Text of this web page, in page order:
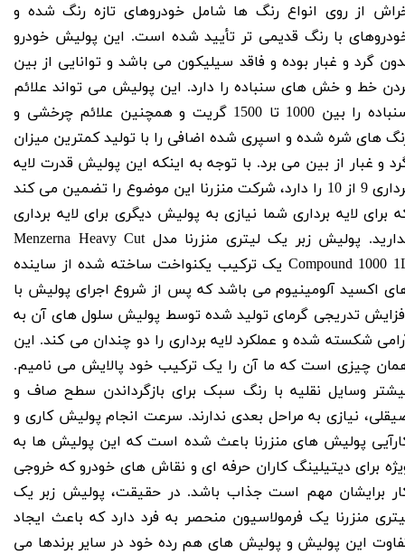
از روی انواع رنگ ها شامل خودروهای تازه رنگ شده و
با رنگ قدیمی تر تأیید شده است. این پولیش خودرو
گرد و غبار بوده و فاقد سیلیکون می باشد و توانایی از بین
خط و خش های سنباده را دارد. این پولیش می تواند علائم
سنباده را بین 1000 تا 1500 گریت و همچنین علائم چرخشی و
های شره شده و اسپری شده اضافی را با تولید کمترین میزان
و غبار از بین می برد. با توجه به اینکه این پولیش قدرت لایه
برداری 9 از 10 را دارد، شرکت منزرنا این موضوع را تضمین می کند
برای لایه برداری شما نیازی به پولیش دیگری برای لایه برداری
پولیش زبر یک لیتری منزرنا مدل Menzerna Heavy Cut
Compound 1000 یک ترکیب یکنواخت ساخته شده از ساینده
اکسید آلومینیوم می باشد که پس از شروع اجرای پولیش با
تدریجی گرمای تولید شده توسط پولیش سلول های آن به
شکسته شده و عملکرد لایه برداری را دو چندان می کند. این
چیزی است که ما آن را یک ترکیب خود پالایش می نامیم.
وسایل نقلیه با رنگ سبک برای بازگرداندن سطح صاف و
نیازی به مراحل بعدی ندارند. سرعت انجام پولیش کاری و
پولیش های منزرنا باعث شده است که این پولیش ها به
برای دیتیلینگ کاران حرفه ای و نقاش های خودرو که خروجی
برایشان مهم است جذاب باشد. در حقیقت، پولیش زبر یک
منزرنا یک فرمولاسیون منحصر به فرد دارد که باعث ایجاد
این پولیش و پولیش های هم رده خود در سایر برندها می